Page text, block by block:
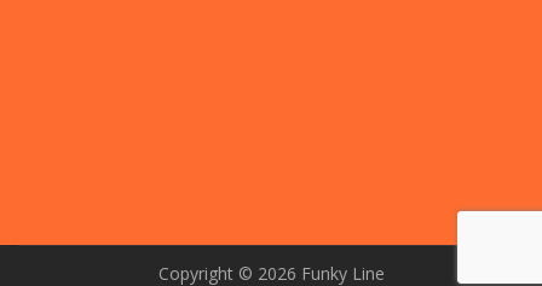
Copyright © 2026 Funky Line